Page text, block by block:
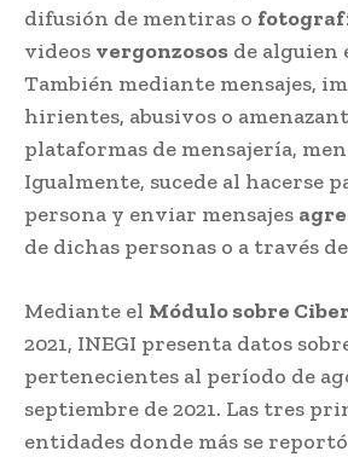
difusión de mentiras o
videos vergonzosos de alguien
También mediante mensajes,
hirientes, abusivos o
plataformas de mensajería,
Igualmente, sucede al hacerse
persona y enviar mensajes
de dichas personas o a través
Mediante el Módulo sobre
2021, INEGI presenta datos
pertenecientes al período de
septiembre de 2021. Las tres
entidades donde más se